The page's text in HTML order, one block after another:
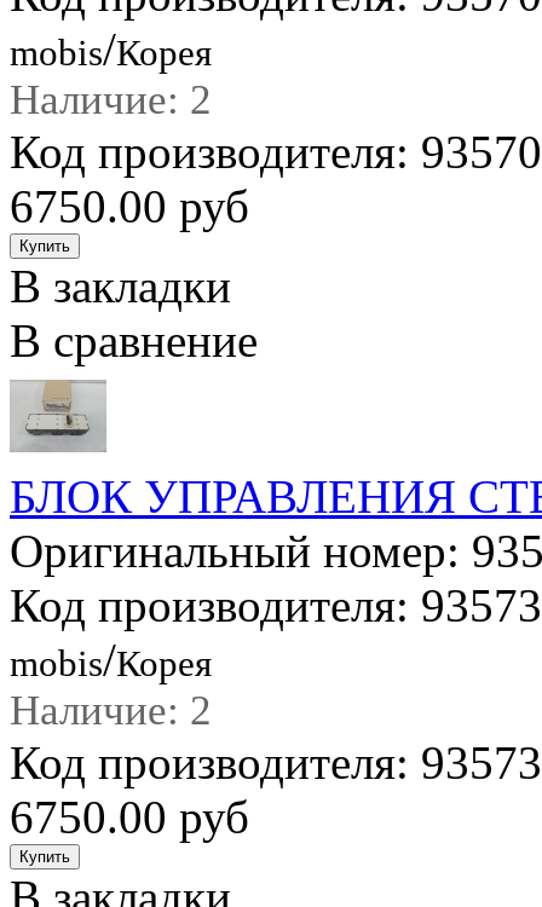
mobis/Корея
Наличие: 2
Код производителя:
6750.00 руб
В закладки
В сравнение
БЛОК УПРАВЛЕНИЯ
Оригинальный номер:
Код производителя:
mobis/Корея
Наличие: 2
Код производителя:
6750.00 руб